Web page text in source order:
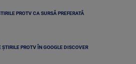
PROTV CA SURSĂ PREFERATĂ
ȘTIRILE PROTV ÎN GOOGLE DISCOVER